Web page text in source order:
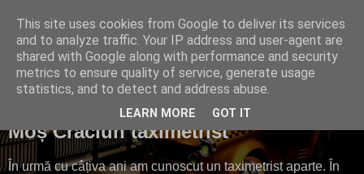
Taxi Baia Mare
duminică, 30 decembrie 2018
Moș Crăciun taximetrist
În urmă cu câțiva ani am cunoscut un taximetrist aparte. În
This site uses cookies from Google to deliver its services
and to analyze traffic. Your IP address and user-agent are
shared with Google along with performance and security
metrics to ensure quality of service, generate usage
statistics, and to detect and address abuse.
LEARN MORE GOT IT